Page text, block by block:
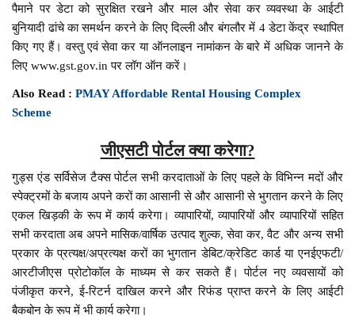
पैमाने पर डेटा को सुरक्षित रखने और माल और सेवा कर व्यवस्था के आईटी
बुनियादी ढांचे का समर्थन करने के लिए दिल्ली और बंगलौर में 4 डेटा केंद्र स्थापित
किए गए हैं। वस्तु एवं सेवा कर या ऑनलाइन नामांकन के बारे में अधिक जानने के
लिए www.gst.gov.in पर लॉग ऑन करें।
Also Read :PMAY Affordable Rental Housing Complex
Scheme
जीएसटी पोर्टल क्या करेगा?
गुड्स एंड सर्विसेज टैक्स पोर्टल सभी करदाताओं के लिए पहले के विभिन्न मदों और
स्पेक्ट्रमों के बजाय अपने करों का आसानी से और आसानी से भुगतान करने के लिए
एकल खिड़की के रूप में कार्य करेगा। व्यापारियों, व्यापारियों और व्यापारियों सहित
सभी करदाता अब अपने मासिक/वार्षिक उत्पाद शुल्क, सेवा कर, वैट और अन्य सभी
प्रकार के प्रत्यक्ष/अप्रत्यक्ष करों का भुगतान डेबिट/क्रेडिट कार्ड या एनईएफटी/
आरटीजीएस प्रोटोकॉल के माध्यम से कर सकते हैं। पोर्टल नए व्यवसायों को
पंजीकृत करने, ई-रिटर्न दाखिल करने और रिफंड प्राप्त करने के लिए आईटी
बैकबोन के रूप में भी कार्य करेगा।